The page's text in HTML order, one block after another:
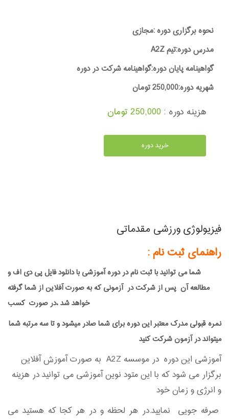
نحوه برگزاری دوره :مجازی
مدرس دوره:تیم A2Z
گواهینامه پایان دوره:گواهینامه شرکت در دوره
شهریه دوره:250,000 تومان
هزینه دوره : 250,000 تومان
خرید دوره
فیزیولوژی ورزشی مقدماتی
راهنمای ثبت نام :
شما می توانید با ثبت نام در دوره آموزشی با دانلود فایل پی دی اف و
مطالعه آن پس از شرکت در آزمونی که به صورت آفلاین از شما گرفته
خواهد شد ،در صورت کسب
نمره قبولی مدرک معتبر این دوره برای شما صادر میشود و تا سه مرتبه شما
میتواند در آزمون شرکت کنید
آموزشی این دوره در موسسه A2Z به صورت آموزش آفلاین
برگزار می شود که با این متود نوین آموزشی می توانید در هزینه
و انرژی و زمان خود
صرفه جویی نمایید.در هر لحظه و در هر کجا که هستید می